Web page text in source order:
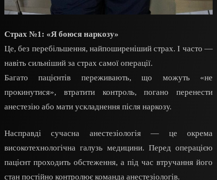
Страх №1: «Я боюся наркозу»
Це, без перебільшення, найпоширеніший страх. І часто —
навіть сильніший за страх самої операції.
Багато пацієнтів переживають, що можуть «не
прокинутися», втратити контроль, погано перенести
анестезію або мати ускладнення після наркозу.
Насправді сучасна анестезіологія — це окрема
високотехнологічна галузь медицини. Перед операцією
пацієнт проходить обстеження, а під час втручання його
стан постійно контролює команда анестезіологів.